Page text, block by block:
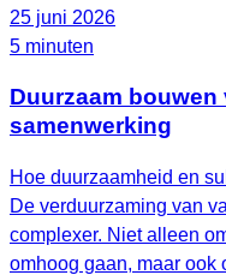
25 juni 2026
5 minuten
Duurzaam
samenwerking
Hoe duurzaamheid en
De verduurzaming van
complexer. Niet alleen
omhoog gaan, maar ook